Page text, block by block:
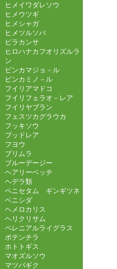
ヒメイワダレソウ
ヒメウツギ
ヒメシャガ
ヒメツルソバ
ピラカンサ
ヒロハナカフオリズルラ
ン
ビンカマジョ－ル
ビンカミノ－ル
フイリアマドコ
フイリフェラオ－レア
フイリヤブラン
フェスツカグラウカ
フッキソウ
ブッドレア
フヨウ
プリムラ
ブルーデージー
ヘアリーベッチ
ヘデラ類
ペニセタム ギンギツネ
ベニシダ
ヘメロカリス
ヘリクリサム
ペレニアルライグラス
ポテンチラ
ホトトギス
マオズルソウ
マツバギク